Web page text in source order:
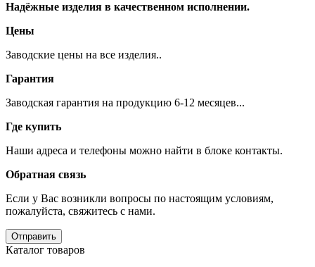
Надёжные изделия в качественном исполнении.
Цены
Заводские цены на все изделия..
Гарантия
Заводская гарантия на продукцию 6-12 месяцев...
Где купить
Наши адреса и телефоны можно найти в блоке контакты.
Обратная связь
Если у Вас возникли вопросы по настоящим условиям,
пожалуйста, свяжитесь с нами.
Отправить
Каталог товаров